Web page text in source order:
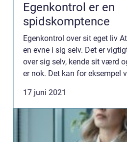
Egenkontrol er en
spidskomptence
Egenkontrol over sit eget liv
en evne i sig selv. Det er
over sig selv, kende sit værd
er nok. Det kan for eksempel
17 juni 2021